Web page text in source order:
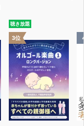
聴き放題
3位